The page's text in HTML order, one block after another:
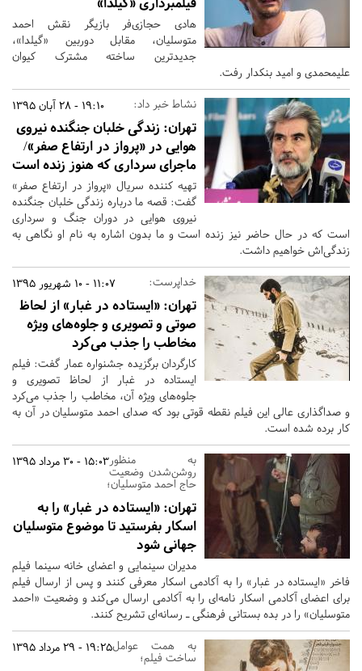
هادى حجازى‌فر بازیگر نقش احمد
متوسلیان، مقابل دوربین «گیلدا»،
جدیدترین ساخته مشترک کیوان
علیمحمدى و امید بنکدار رفت.
19:10 - 28 آبان 1395 نشاط خبر داد:
تهران: زندگی خلبان جنگنده نیروی
هوایی در «پرواز در ارتفاع صفر»/
ماجرای سرداری که هنوز زنده است
تهیه کننده سریال «پرواز در ارتفاع صفر»
گفت: قصه ما درباره زندگی خلبان جنگنده
نیروی هوایی در دوران جنگ و سرداری
است که در حال حاضر نیز زنده است و ما بدون اشاره به نام او نگاهی به
زندگی‌اش خواهیم داشت.
11:07 - 10 شهریور 1395 خداپرست:
تهران: «ایستاده در غبار» از لحاظ
صوتی و تصویری و جلوه‌های ویژه
مخاطب را جذب می‌کرد
کارگردان برگزیده جشنواره عمار گفت: فیلم
ایستاده در غبار از لحاظ تصویری و
جلوه‌های ویژه آن، مخاطب را جذب می‌کرد
و صداگذاری عالی این فیلم نقطه قوتی بود که صدای احمد متوسلیان در آن به
کار برده شده است.
15:03 - 30 مرداد 1395به منظور
روشن‌شدن وضعیت
حاج احمد متوسلیان؛
تهران: «ایستاده در غبار» را به
اسکار بفرستید تا موضوع متوسلیان
جهانی شود
مدیران سینمایی و اعضای خانه سینما فیلم
فاخر «ایستاده در غبار» را به آکادمی اسکار معرفی کنند و پس از ارسال فیلم
برای اعضای آکادمی اسکار نامه‌ای را به آکادمی ارسال می‌کند و وضعیت «احمد
متوسلیان» را در بده بستانی فرهنگی ـ رسانه‌ای تشریح کنند.
19:25 - 29 مرداد 1395به همت عوامل
ساخت فیلم؛